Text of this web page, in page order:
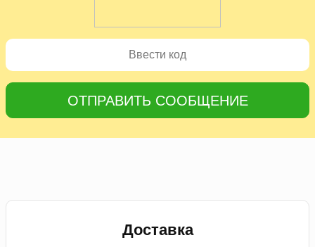
ОТПРАВИТЬ СООБЩЕНИЕ
Доставка